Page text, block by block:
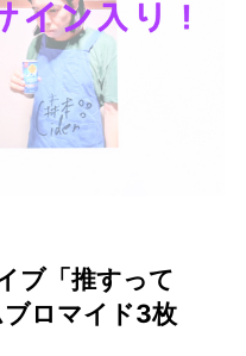
ブ「推すって
ロマイド3枚